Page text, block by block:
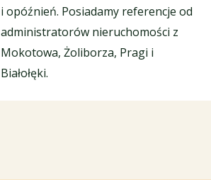
i opóźnień. Posiadamy referencje od
administratorów nieruchomości z
Mokotowa, Żoliborza, Pragi i
Białołęki.